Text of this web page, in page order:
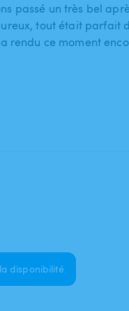
passé un très bel
tout était parfait
rendu ce moment
disponibilité